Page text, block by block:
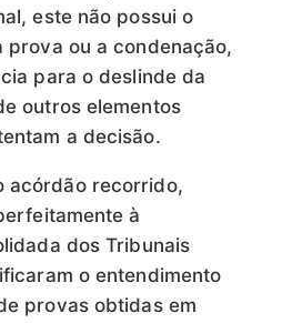
este não possui o
ou a condenação,
para o deslinde da
outros elementos
a decisão.
acórdão recorrido,
à
dos Tribunais
o entendimento
provas obtidas em